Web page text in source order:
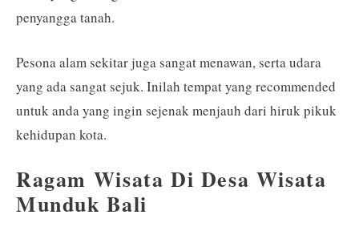
penyangga tanah.
Pesona alam sekitar juga sangat menawan, serta udara
yang ada sangat sejuk. Inilah tempat yang recommended
untuk anda yang ingin sejenak menjauh dari hiruk pikuk
kehidupan kota.
Ragam Wisata Di Desa Wisata
Munduk Bali